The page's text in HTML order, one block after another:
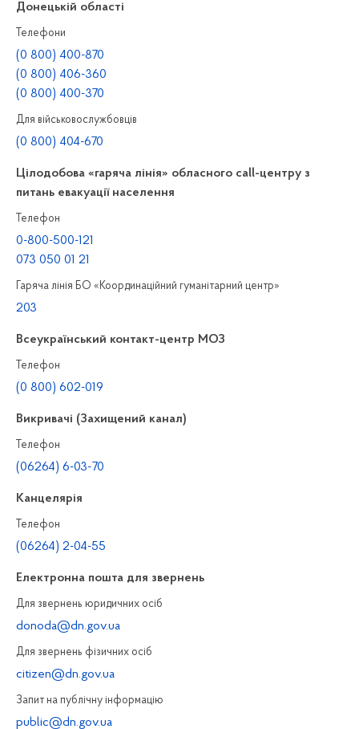
Донецькій області
Телефони
(0 800) 400-870
(0 800) 406-360
(0 800) 400-370
Для військовослужбовців
(0 800) 404-670
Цілодобова «гаряча лінія» обласного call-центру з
питань евакуації населення
Телефон
0-800-500-121
073 050 01 21
Гаряча лінія БО «Координаційний гуманітарний центр»
203
Всеукраїнський контакт-центр МОЗ
Телефон
(0 800) 602-019
Викривачі (Захищений канал)
Телефон
(06264) 6-03-70
Канцелярiя
Телефон
(06264) 2-04-55
Електронна пошта для звернень
Для звернень юридичних осiб
donoda@dn.gov.ua
Для звернень фізичних осiб
citizen@dn.gov.ua
Запит на публiчну інформацiю
public@dn.gov.ua